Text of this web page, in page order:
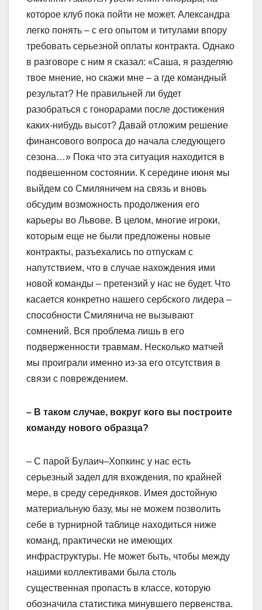
которое клуб пока пойти не может. Александра
легко понять – с его опытом и титулами впору
требовать серьезной оплаты контракта. Однако
в разговоре с ним я сказал: «Саша, я разделяю
твое мнение, но скажи мне – а где командный
результат? Не правильней ли будет
разобраться с гонорарами после достижения
каких-нибудь высот? Давай отложим решение
финансового вопроса до начала следующего
сезона…» Пока что эта ситуация находится в
подвешенном состоянии. К середине июня мы
выйдем со Смиляничем на связь и вновь
обсудим возможность продолжения его
карьеры во Львове. В целом, многие игроки,
которым еще не были предложены новые
контракты, разъехались по отпускам с
напутствием, что в случае нахождения ими
новой команды – претензий у нас не будет. Что
касается конкретно нашего сербского лидера –
способности Смилянича не вызывают
сомнений. Вся проблема лишь в его
подверженности травмам. Несколько матчей
мы проиграли именно из-за его отсутствия в
связи с повреждением.
– В таком случае, вокруг кого вы построите
команду нового образца?
– С парой Булаич–Хопкинс у нас есть
серьезный задел для вхождения, по крайней
мере, в среду середняков. Имея достойную
материальную базу, мы не можем позволить
себе в турнирной таблице находиться ниже
команд, практически не имеющих
инфраструктуры. Не может быть, чтобы между
нашими коллективами была столь
существенная пропасть в классе, которую
обозначила статистика минувшего первенства.